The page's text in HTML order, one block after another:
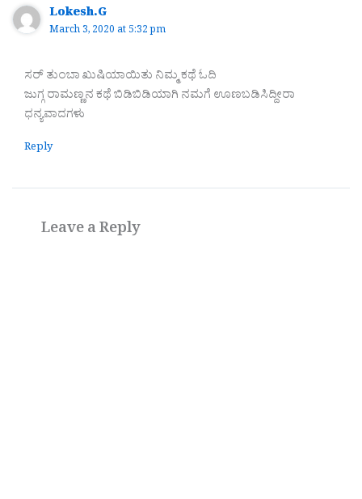
Lokesh.G
March 3, 2020 at 5:32 pm
ಸರ್ ತುಂಬಾ ಖುಷಿಯಾಯಿತು ನಿಮ್ಮ ಕಥೆ ಓದಿ
ಜುಗ್ಗ ರಾಮಣ್ಣನ ಕಥೆ ಬಿಡಿಬಿಡಿಯಾಗಿ ನಮಗೆ ಊಣಬಡಿಸಿದ್ದೀರಾ
ಧನ್ಯವಾದಗಳು
Reply
Leave a Reply